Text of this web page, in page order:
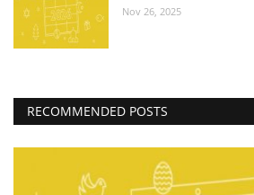
Nov 26, 2025
RECOMMENDED POSTS